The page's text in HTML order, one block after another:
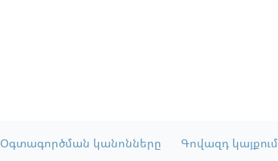
Օգտագործման կանոնները Գովազդ կայքում